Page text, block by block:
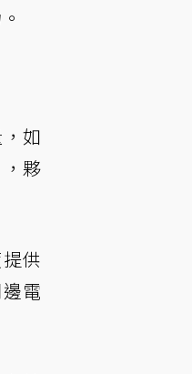
如
夥
供
電